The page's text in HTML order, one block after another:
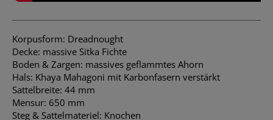
Korpusform: Dreadnought
Decke: massive Sitka Fichte
Boden & Zargen: massives geflammtes Ahorn
Hals: Khaya Mahagoni mit Karbonfasern verstärkt
Sattelbreite: 44 mm
Mensur: 650 mm
Steg & Sattelmateriel: Knochen